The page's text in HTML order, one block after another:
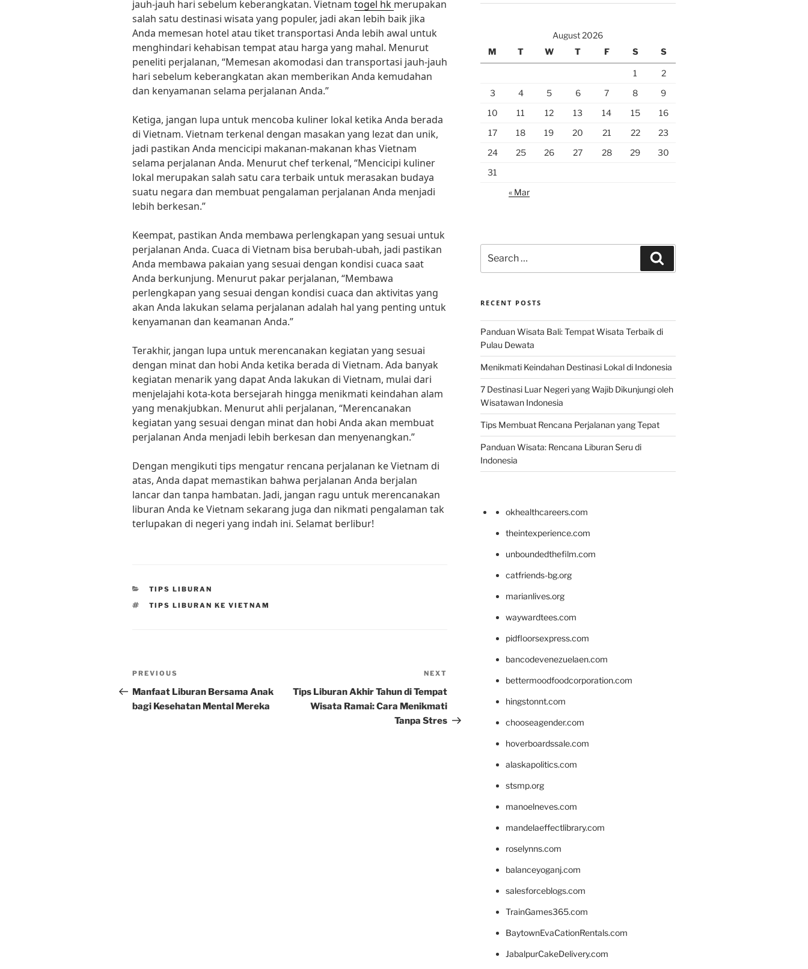
jauh-jauh hari sebelum keberangkatan. Vietnam togel hk merupakan
salah satu destinasi wisata yang populer, jadi akan lebih baik jika
Anda memesan hotel atau tiket transportasi Anda lebih awal untuk
menghindari kehabisan tempat atau harga yang mahal. Menurut
peneliti perjalanan, “Memesan akomodasi dan transportasi jauh-jauh
hari sebelum keberangkatan akan memberikan Anda kemudahan
dan kenyamanan selama perjalanan Anda.”
Ketiga, jangan lupa untuk mencoba kuliner lokal ketika Anda berada
di Vietnam. Vietnam terkenal dengan masakan yang lezat dan unik,
jadi pastikan Anda mencicipi makanan-makanan khas Vietnam
selama perjalanan Anda. Menurut chef terkenal, “Mencicipi kuliner
lokal merupakan salah satu cara terbaik untuk merasakan budaya
suatu negara dan membuat pengalaman perjalanan Anda menjadi
lebih berkesan.”
Keempat, pastikan Anda membawa perlengkapan yang sesuai untuk
perjalanan Anda. Cuaca di Vietnam bisa berubah-ubah, jadi pastikan
Anda membawa pakaian yang sesuai dengan kondisi cuaca saat
Anda berkunjung. Menurut pakar perjalanan, “Membawa
perlengkapan yang sesuai dengan kondisi cuaca dan aktivitas yang
akan Anda lakukan selama perjalanan adalah hal yang penting untuk
kenyamanan dan keamanan Anda.”
Terakhir, jangan lupa untuk merencanakan kegiatan yang sesuai
dengan minat dan hobi Anda ketika berada di Vietnam. Ada banyak
kegiatan menarik yang dapat Anda lakukan di Vietnam, mulai dari
menjelajahi kota-kota bersejarah hingga menikmati keindahan alam
yang menakjubkan. Menurut ahli perjalanan, “Merencanakan
kegiatan yang sesuai dengan minat dan hobi Anda akan membuat
perjalanan Anda menjadi lebih berkesan dan menyenangkan.”
Dengan mengikuti tips mengatur rencana perjalanan ke Vietnam di
atas, Anda dapat memastikan bahwa perjalanan Anda berjalan
lancar dan tanpa hambatan. Jadi, jangan ragu untuk merencanakan
liburan Anda ke Vietnam sekarang juga dan nikmati pengalaman tak
terlupakan di negeri yang indah ini. Selamat berlibur!
CATEGORIES
TIPS LIBURAN
TAGS
TIPS LIBURAN KE VIETNAM
Post
navigation
Previous
Post
PREVIOUS
Manfaat Liburan Bersama Anak
bagi Kesehatan Mental Mereka
Post
NEXT
Tips Liburan Akhir Tahun di Tempat
Wisata Ramai: Cara Menikmati
Tanpa Stres
August 2026
M
T W T F S S
1
2
3
4 5 6 7 8
9
10
11 12 13 14 15
16
17
18 19 20 21 22
23
24
25 26 27 28 29
30
31
« Mar
for:
RECENT POSTS
Panduan Wisata Bali: Tempat Wisata Terbaik di
Pulau Dewata
Menikmati Keindahan Destinasi Lokal di Indonesia
7 Destinasi Luar Negeri yang Wajib Dikunjungi oleh
Wisatawan Indonesia
Tips Membuat Rencana Perjalanan yang Tepat
Panduan Wisata: Rencana Liburan Seru di
Indonesia
okhealthcareers.com
theintexperience.com
unboundedthefilm.com
catfriends-bg.org
marianlives.org
waywardtees.com
pidfloorsexpress.com
bancodevenezuelaen.com
bettermoodfoodcorporation.com
hingstonnt.com
chooseagender.com
hoverboardssale.com
alaskapolitics.com
stsmp.org
manoelneves.com
mandelaeffectlibrary.com
roselynns.com
balanceyoganj.com
salesforceblogs.com
TrainGames365.com
BaytownEvaCationRentals.com
JabalpurCakeDelivery.com